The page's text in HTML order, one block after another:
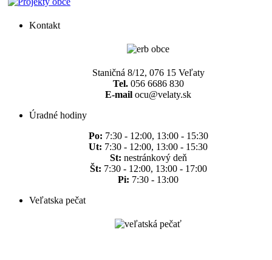
Kontakt
Staničná 8/12, 076 15 Veľaty
Tel.056 6686 830
E-mail ocu@velaty.sk
Úradné hodiny
Po: 7:30 - 12:00, 13:00 - 15:30
Ut: 7:30 - 12:00, 13:00 - 15:30
St: nestránkový deň
Št: 7:30 - 12:00, 13:00 - 17:00
Pi: 7:30 - 13:00
Veľatska pečat